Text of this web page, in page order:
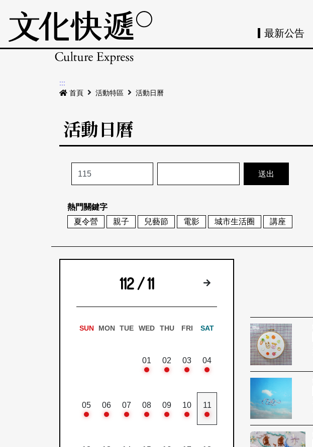
最新公告
:::
首頁
活動特區 活動日曆
活動日曆
熱門關鍵字
夏令營
親子 兒藝節 電影 城市生活圈 講座
112 / 11 下個月
SUN MON TUE WED THU FRI SAT
01 02 03 04
05 06 07 08 09 10 11